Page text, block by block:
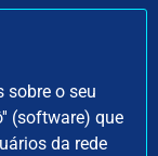
sobre o seu
(software) que
da rede